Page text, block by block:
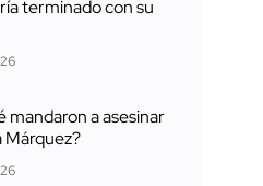
terminado con su
mandaron a asesinar
Márquez?